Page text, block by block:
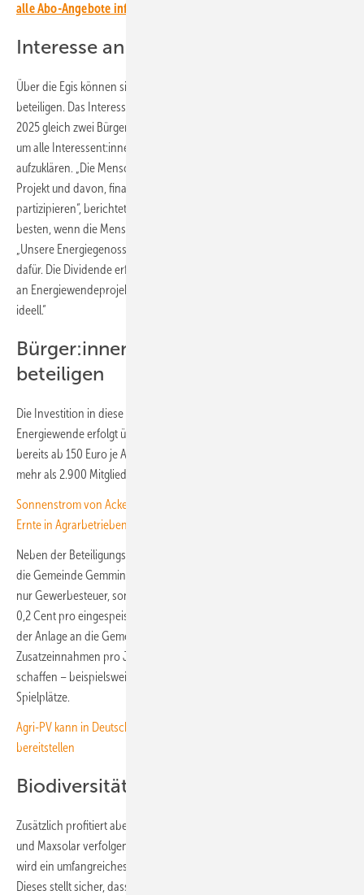
alle Abo-Angebote informieren und Wissensvorsprung sichern.
Interesse an Investition ist groß
Über die Egis können sich auch die Anwohner:innen an der Anlage
beteiligen. Das Interesse daran ist groß. So musste die Egis Mitte Juli
2025 gleich zwei Bürgerinformationsveranstaltungen durchführen,
um alle Interessent:innen an der Beteiligung über die Bedingungen
aufzuklären. „Die Menschen vor Ort sind begeistert von diesem
Projekt und davon, finanziell an der Energiewende in der Region zu
partizipieren“, berichtet Pascal Lang. „Energiewende funktioniert am
besten, wenn die Menschen an ihr teilhaben können“, erklärt er.
„Unsere Energiegenossenschaft bietet eine einfache Möglichkeit
dafür. Die Dividende erfolgt gleich doppelt: Denn mit einer Beteiligung
an Energiewendeprojekten profitiert man sowohl monetär als auch
ideell.“
Bürger:innen und Kommune
beteiligen
Die Investition in diese Solaranlage und in weitere Projekte der
Energiewende erfolgt über eine Beteiligung an der Egis. Diese ist
bereits ab 150 Euro je Anteil möglich. Inzwischen hat die Egis schon
mehr als 2.900 Mitglieder.
Sonnenstrom von Acker und Scheune: Unser Spezial für die doppelte
Ernte in Agrarbetrieben
Neben der Beteiligungsmöglichkeit für die Bürger:innen profitiert auch
die Gemeinde Gemmingen von dem Projekt. Denn sie bekommt nicht
nur Gewerbesteuer, sondern auch eine Kommunalbeteiligung. Bis zu
0,2 Cent pro eingespeister Kilowattstunde Strom führt der Betreiber
der Anlage an die Gemeinde ab. Dies sind etwa 100.000 Euro
Zusatzeinnahmen pro Jahr, die der Gemeinde finanzielle Spielräume
schaffen – beispielsweise für Kindergärten, Vereine und neue
Spielplätze.
Agri-PV kann in Deutschland 500 Gigawatt Solarstromleistung
bereitstellen
Biodiversität im Blick
Zusätzlich profitiert aber auch die Umwelt von dem Projekt. Denn Egis
und Maxsolar verfolgen auch ökologische Ziele mit dem Solarpark. So
wird ein umfangreiches Natur- und Artenschutzkonzept umgesetzt.
Dieses stellt sicher, dass die Fläche zukünftig zum attraktiven Zuhause